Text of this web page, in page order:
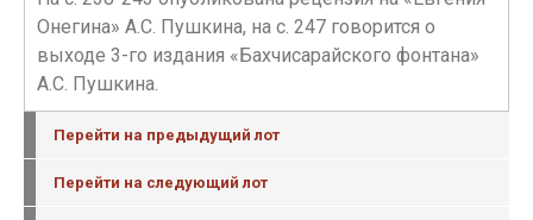
Онегина» А.С. Пушкина, на с. 247 говорится о
выходе 3-го издания «Бахчисарайского фонтана»
А.С. Пушкина.
Перейти на предыдущий лот
Перейти на следующий лот